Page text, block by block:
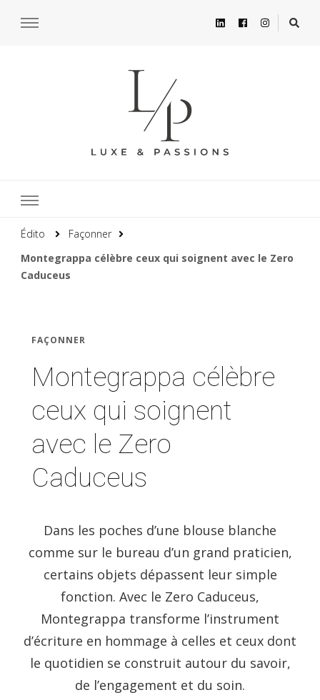
Édito
Façonner
Montegrappa célèbre ceux qui soignent avec le Zero
Caduceus
FAÇONNER
Montegrappa célèbre
ceux qui soignent
avec le Zero
Caduceus
Dans les poches d’une blouse blanche
comme sur le bureau d’un grand praticien,
certains objets dépassent leur simple
fonction. Avec le Zero Caduceus,
Montegrappa transforme l’instrument
d’écriture en hommage à celles et ceux dont
le quotidien se construit autour du savoir,
de l’engagement et du soin.